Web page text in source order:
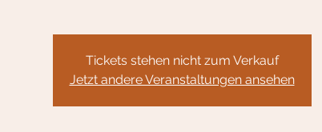
Tickets stehen nicht zum Verkauf
Jetzt andere Veranstaltungen ansehen